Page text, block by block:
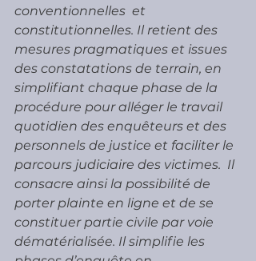
conventionnelles  et
constitutionnelles. Il retient des
mesures pragmatiques et issues
des constatations de terrain, en
simplifiant chaque phase de la
procédure pour alléger le travail
quotidien des enquêteurs et des
personnels de justice et faciliter le
parcours judiciaire des victimes.  Il
consacre ainsi la possibilité de
porter plainte en ligne et de se
constituer partie civile par voie
dématérialisée. Il simplifie les